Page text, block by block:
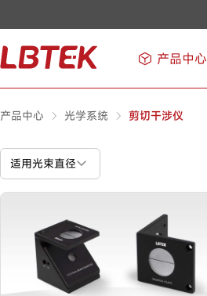
产品中心
产品中心 光学系统 剪切干涉仪
适用光束直径